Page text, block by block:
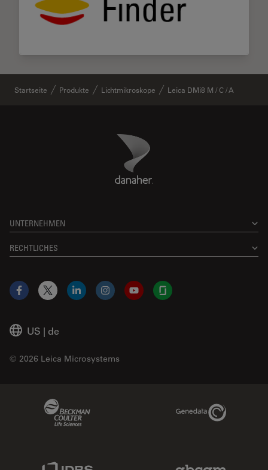
Startseite Produkte Lichtmikroskope Leica DMi8 M / C / A
Danaher Logo
UNTERNEHMEN
RECHTLICHES
US | de
© 2026 Leica Microsystems
Facebook
X LinkedInInstagramYouTubeGlassdoor
Genedata Link